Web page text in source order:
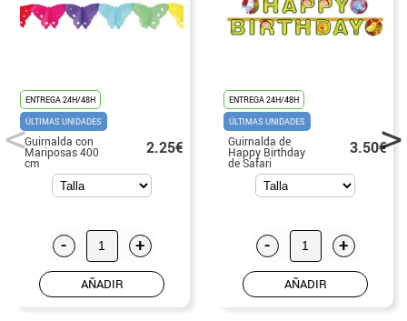
ENTREGA 24H/48H
ÚLTIMAS UNIDADES
Guirnalda con
Mariposas 400
cm
2.25€
- +
AÑADIR
ENTREGA 24H/48H
ÚLTIMAS UNIDADES
Guirnalda de
Happy Birthday
de Safari
3.50€
- +
AÑADIR